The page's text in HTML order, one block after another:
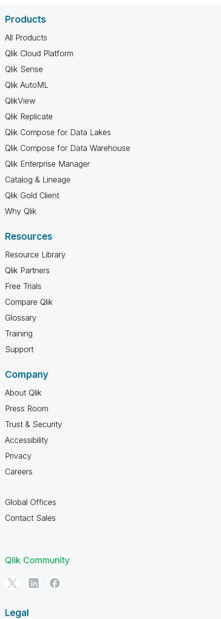
Products
All Products
Qlik Cloud Platform
Qlik Sense
Qlik AutoML
QlikView
Qlik Replicate
Qlik Compose for Data Lakes
Qlik Compose for Data Warehouse
Qlik Enterprise Manager
Catalog & Lineage
Qlik Gold Client
Why Qlik
Resources
Resource Library
Qlik Partners
Free Trials
Compare Qlik
Glossary
Training
Support
Company
About Qlik
Press Room
Trust & Security
Accessibility
Privacy
Careers
Global Offices
Contact Sales
Qlik Community
Legal